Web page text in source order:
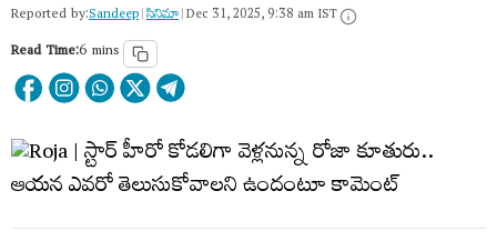
Reported by:Sandeep|సినిమా|Dec 31, 2025, 9:38 am IST
Read Time:6 mins